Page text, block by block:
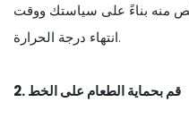
منه بناءً على سياستك ووقت
انتهاء درجة الحرارة.
2. قم بحماية الطعام على الخط